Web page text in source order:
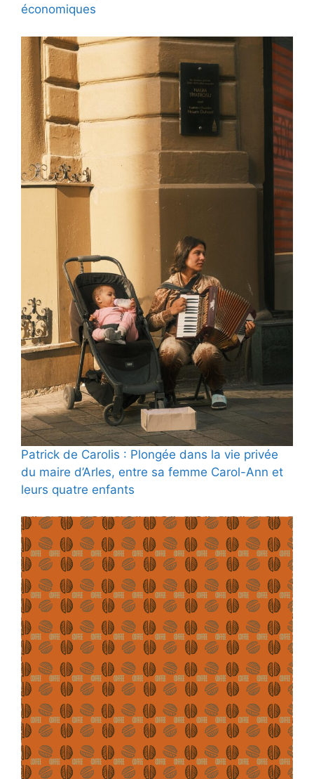
économiques
Patrick de Carolis : Plongée dans la vie privée
du maire d’Arles, entre sa femme Carol-Ann et
leurs quatre enfants